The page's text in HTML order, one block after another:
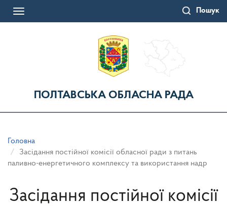
Пошук
Toggle
ПОЛТАВСЬКА ОБЛАСНА РАДА
Головна
Засідання постійної комісії обласної ради з питань
паливно-енергетичного комплексу та використання надр
Засідання постійної комісії